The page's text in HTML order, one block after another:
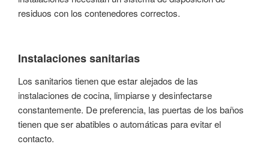
residuos con los contenedores correctos.
Instalaciones sanitarias
Los sanitarios tienen que estar alejados de las
instalaciones de cocina, limpiarse y desinfectarse
constantemente. De preferencia, las puertas de los baños
tienen que ser abatibles o automáticas para evitar el
contacto.